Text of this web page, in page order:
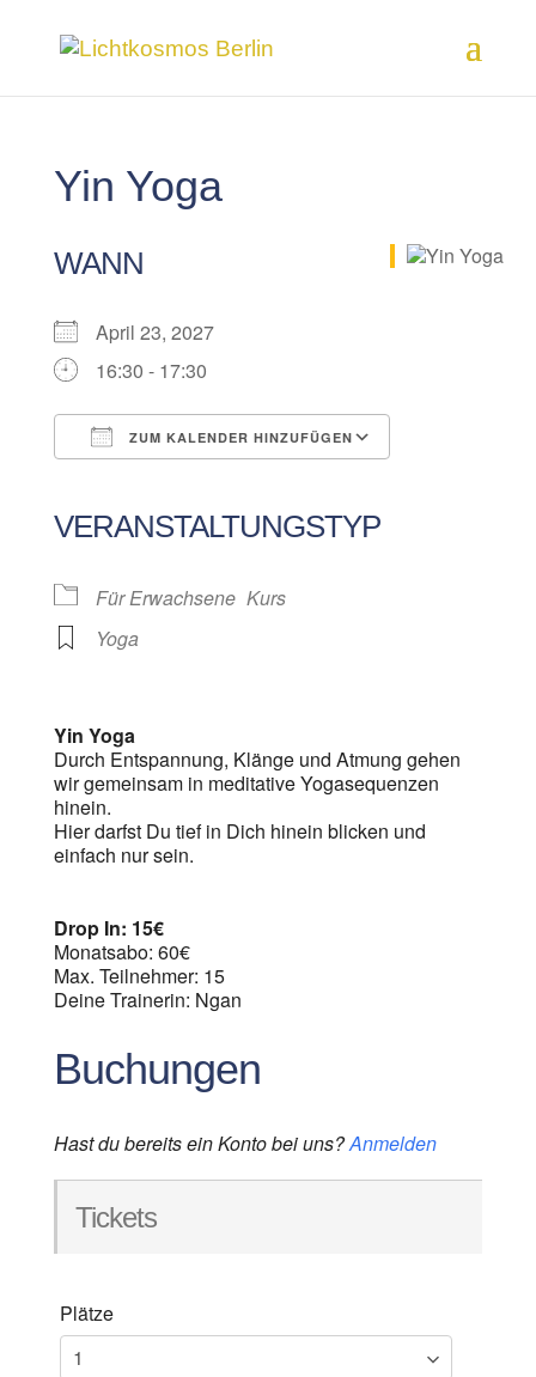
Yin Yoga
WANN
April 23, 2027
16:30 - 17:30
ZUM KALENDER HINZUFÜGEN
VERANSTALTUNGSTYP
Für Erwachsene Kurs
Yoga
Yin Yoga
Durch Entspannung, Klänge und Atmung gehen
wir gemeinsam in meditative Yogasequenzen
hinein.
Hier darfst Du tief in Dich hinein blicken und
einfach nur sein.
Drop In: 15€
Monatsabo: 60€
Max. Teilnehmer: 15
Deine Trainerin: Ngan
Buchungen
Hast du bereits ein Konto bei uns?Anmelden
Tickets
Plätze